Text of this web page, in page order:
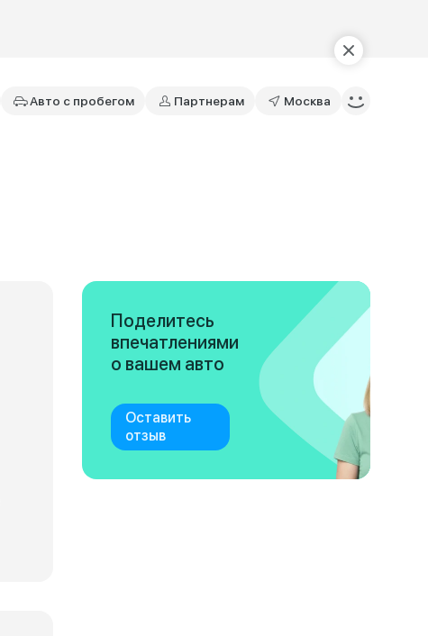
Авто с пробегом Партнерам Москва
Поделитесь
впечатлениями
о вашем авто
Оставить
отзыв